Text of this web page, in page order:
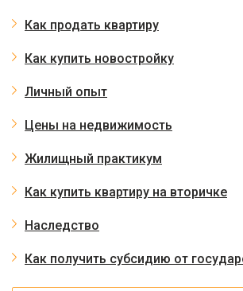
Как продать квартиру
Как купить новостройку
Личный опыт
Цены на недвижимость
Жилищный практикум
Как купить квартиру на вторичке
Наследство
Как получить субсидию от